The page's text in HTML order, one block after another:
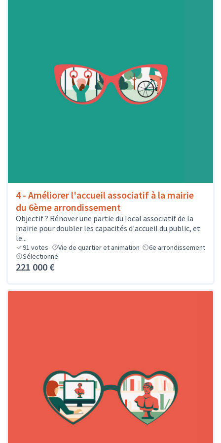
4 - Améliorer l'accueil associatif à la mairie
du 6ème arrondissement
Objectif ? Rénover une partie du local associatif de la
mairie pour doubler les capacités d'accueil du public, et
le...
91 votes Vie de quartier et animation
6e arrondissement
Sélectionné
221 000 €